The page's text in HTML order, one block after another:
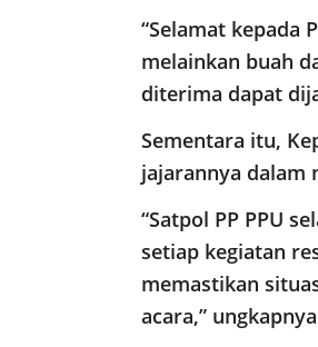
“Selamat kepada
melainkan buah
diterima dapat
Sementara itu,
jajarannya dalam
“Satpol PP PPU
setiap kegiatan
memastikan
acara,”